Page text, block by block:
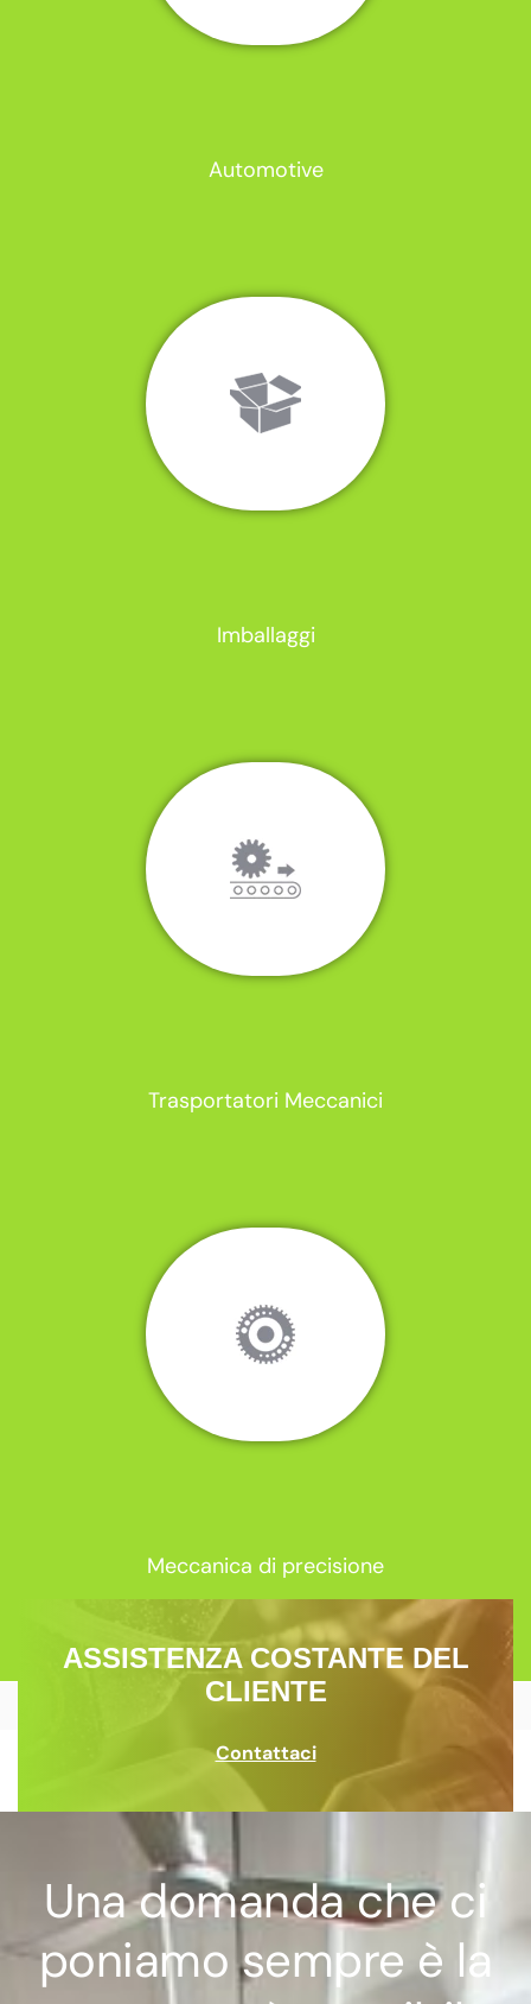
Automotive
Imballaggi
Trasportatori Meccanici
Meccanica di precisione
ASSISTENZA COSTANTE DEL
CLIENTE
Contattaci
Una domanda che ci
poniamo sempre è la